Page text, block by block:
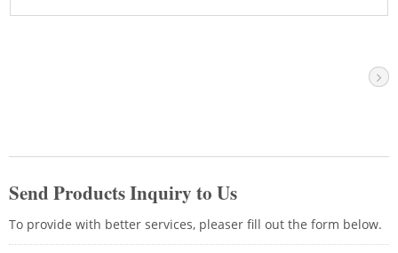
루션을 제공합니다. 저희 전문 팀이 최상의